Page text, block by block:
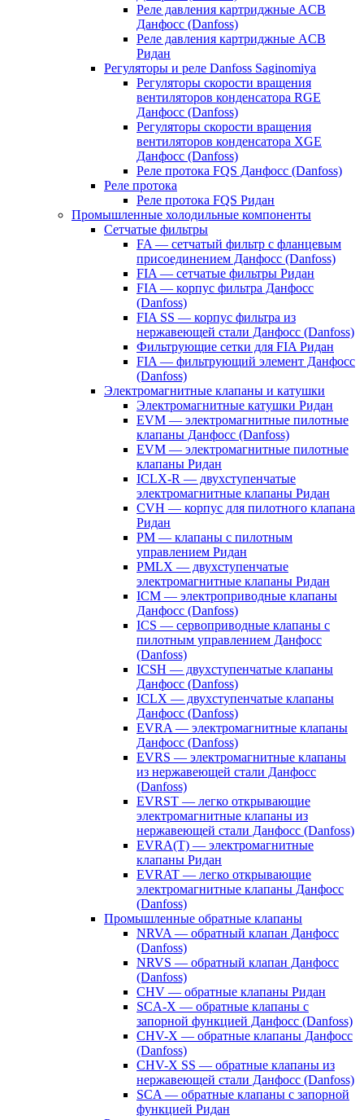
Реле давления картриджные ACB
Данфосс (Danfoss)
Реле давления картриджные ACB
Ридан
Регуляторы и реле Danfoss Saginomiya
Регуляторы скорости вращения
вентиляторов конденсатора RGE
Данфосс (Danfoss)
Регуляторы скорости вращения
вентиляторов конденсатора XGE
Данфосс (Danfoss)
Реле протока FQS Данфосс (Danfoss)
Реле протока
Реле протока FQS Ридан
Промышленные холодильные компоненты
Сетчатые фильтры
FA — сетчатый фильтр с фланцевым
присоединением Данфосс (Danfoss)
FIA — сетчатые фильтры Ридан
FIA — корпус фильтра Данфосс
(Danfoss)
FIA SS — корпус фильтра из
нержавеющей стали Данфосс (Danfoss)
Фильтрующие сетки для FIA Ридан
FIA — фильтрующий элемент Данфосс
(Danfoss)
Электромагнитные клапаны и катушки
Электромагнитные катушки Ридан
EVM — электромагнитные пилотные
клапаны Данфосс (Danfoss)
EVM — электромагнитные пилотные
клапаны Ридан
ICLX-R — двухступенчатые
электромагнитные клапаны Ридан
CVH — корпус для пилотного клапана
Ридан
PM — клапаны с пилотным
управлением Ридан
PMLX — двухступенчатые
электромагнитные клапаны Ридан
ICM — электроприводные клапаны
Данфосс (Danfoss)
ICS — сервоприводные клапаны с
пилотным управлением Данфосс
(Danfoss)
ICSH — двухступенчатые клапаны
Данфосс (Danfoss)
ICLX — двухступенчатые клапаны
Данфосс (Danfoss)
EVRA — электромагнитные клапаны
Данфосс (Danfoss)
EVRS — электромагнитные клапаны
из нержавеющей стали Данфосс
(Danfoss)
EVRST — легко открывающие
электромагнитные клапаны из
нержавеющей стали Данфосс (Danfoss)
EVRA(T) — электромагнитные
клапаны Ридан
EVRAT — легко открывающие
электромагнитные клапаны Данфосс
(Danfoss)
Промышленные обратные клапаны
NRVA — обратный клапан Данфосс
(Danfoss)
NRVS — обратный клапан Данфосс
(Danfoss)
CHV — обратные клапаны Ридан
SCA-X — обратные клапаны с
запорной функцией Данфосс (Danfoss)
CHV-X — обратные клапаны Данфосс
(Danfoss)
CHV-X SS — обратные клапаны из
нержавеющей стали Данфосс (Danfoss)
SCA — обратные клапаны с запорной
функцией Ридан